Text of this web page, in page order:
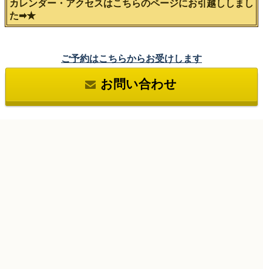
✳︎当サロンは女性専用サロンの為、ご新規男性のお客様は
ご紹介に限らせていただいています。
⬇︎ ⬇︎ ⬇︎ ⬇︎